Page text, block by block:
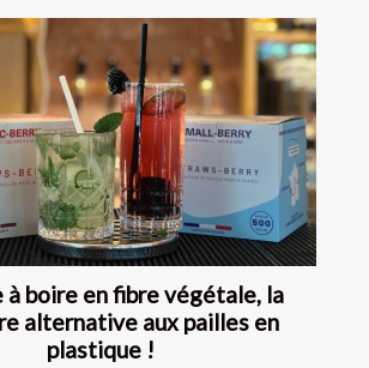
à boire en fibre végétale, la
alternative aux pailles en
plastique !